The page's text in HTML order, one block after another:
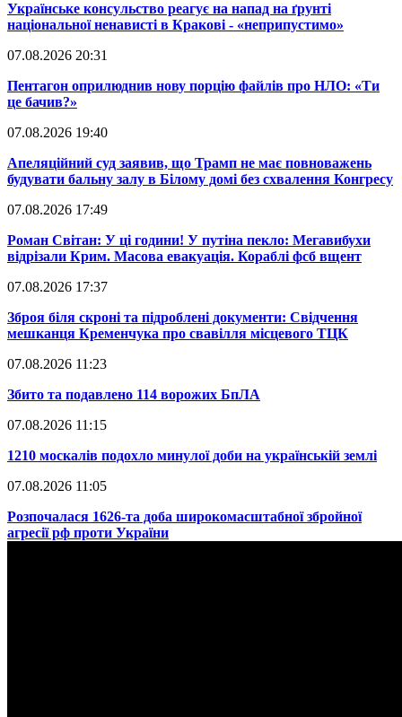
​Українське консульство реагує на напад на ґрунті
національної ненависті в Кракові - «неприпустимо»
07.08.2026 20:31
​Пентагон оприлюднив нову порцію файлів про НЛО: «Ти
це бачив?»
07.08.2026 19:40
​Апеляційний суд заявив, що Трамп не має повноважень
будувати бальну залу в Білому домі без схвалення Конгресу
07.08.2026 17:49
​Роман Світан: У ці години! У путіна пекло: Мегавибухи
відрізали Крим. Масова евакуація. Кораблі фсб вщент
07.08.2026 17:37
​Зброя біля скроні та підроблені документи: Свідчення
мешканця Кременчука про свавілля місцевого ТЦК
07.08.2026 11:23
​Збито та подавлено 114 ворожих БпЛА
07.08.2026 11:15
​1210 москалів подохло минулої доби на українській землі
07.08.2026 11:05
​Розпочалася 1626-та доба широкомасштабної збройної
агресії рф проти України